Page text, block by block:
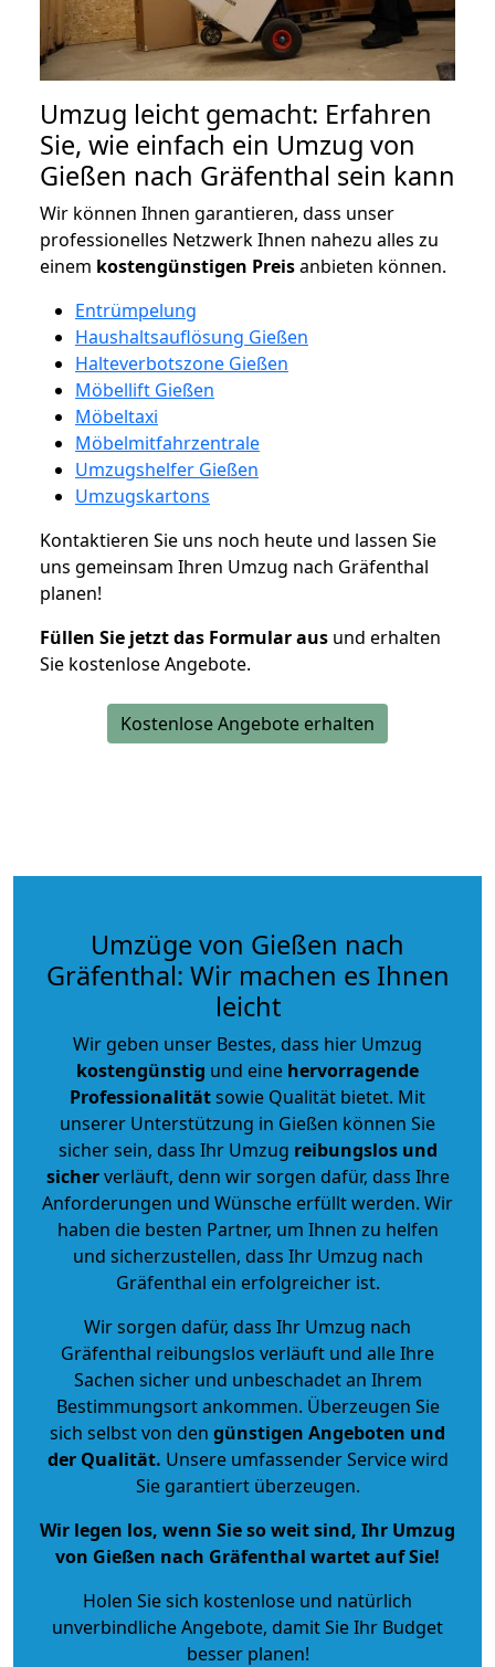
Umzug leicht gemacht: Erfahren
Sie, wie einfach ein Umzug von
Gießen nach Gräfenthal sein kann
Wir können Ihnen garantieren, dass unser
professionelles Netzwerk Ihnen nahezu alles zu
einem kostengünstigen Preisanbieten können.
Entrümpelung
Haushaltsauflösung Gießen
Halteverbotszone Gießen
Möbellift Gießen
Möbeltaxi
Möbelmitfahrzentrale
Umzugshelfer Gießen
Umzugskartons
Kontaktieren Sie uns noch heute und lassen Sie
uns gemeinsam Ihren Umzug nach Gräfenthal
planen!
Füllen Sie jetzt das Formular aus und erhalten
Sie kostenlose Angebote.
Kostenlose Angebote erhalten
Umzüge von Gießen nach
Gräfenthal: Wir machen es Ihnen
leicht
Wir geben unser Bestes, dass hier Umzug
kostengünstig und eine hervorragende
Professionalitätsowie Qualität bietet. Mit
unserer Unterstützung in Gießen können Sie
sicher sein, dass Ihr Umzug reibungslos und
sicherverläuft, denn wir sorgen dafür, dass Ihre
Anforderungen und Wünsche erfüllt werden. Wir
haben die besten Partner, um Ihnen zu helfen
und sicherzustellen, dass Ihr Umzug nach
Gräfenthal ein erfolgreicher ist.
Wir sorgen dafür, dass Ihr Umzug nach
Gräfenthal reibungslos verläuft und alle Ihre
Sachen sicher und unbeschadet an Ihrem
Bestimmungsort ankommen. Überzeugen Sie
sich selbst von den günstigen Angeboten und
der Qualität. Unsere umfassender Service wird
Sie garantiert überzeugen.
Wir legen los, wenn Sie so weit sind, Ihr Umzug
von Gießen nach Gräfenthal wartet auf Sie!
Holen Sie sich kostenlose und natürlich
unverbindliche Angebote, damit Sie Ihr Budget
besser planen!